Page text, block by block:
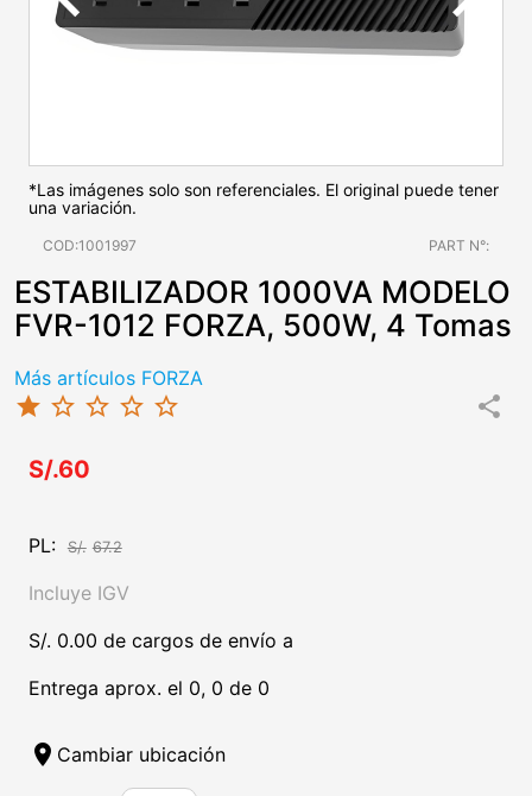
*Las imágenes solo son referenciales. El original puede tener
una variación.
COD:1001997 PART N°:
ESTABILIZADOR 1000VA MODELO
FVR-1012 FORZA, 500W, 4 Tomas
Más artículos FORZA
star star_border star_border star_border star_border share
S/.60
PL: S/. 67.2
Incluye IGV
S/. 0.00 de cargos de envío a
Entrega aprox. el 0, 0 de 0
location_on Cambiar ubicación